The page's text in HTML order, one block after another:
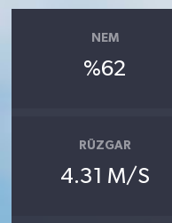
NEM
%62
RÜZGAR
4.31 M/S